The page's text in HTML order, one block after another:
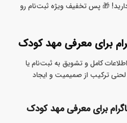
🎁 پس تخفیف ویژه ثبت‌نام رو
برای معرفی مهد کودک
کامل و تشویق به ثبت‌نام یا
لحنی ترکیب از صمیمیت و ایجاد